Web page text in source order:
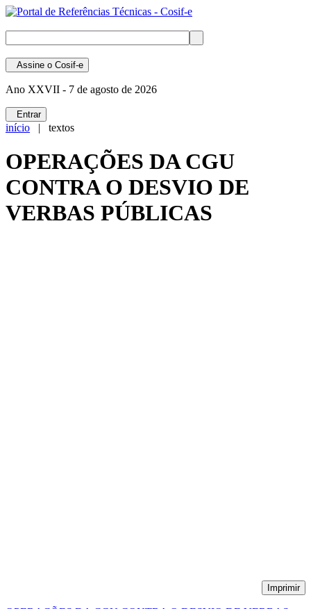
Assine o Cosif-e
Ano XXVII - 7 de agosto de 2026
Entrar
início | textos
OPERAÇÕES DA CGU
CONTRA O DESVIO DE
VERBAS PÚBLICAS
Imprimir